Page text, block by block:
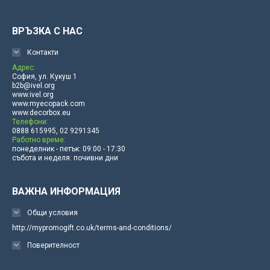
ВРЪЗКА С НАС
Контакти
Адрес:
София, ул. Кукуш 1
b2b@ivel.org
www.ivel.org
www.myecopack.com
www.decorbox.eu
Телефони:
0888 615995, 02 9291345
Работно време:
понеделник - петък: 09:00 - 17:30
събота и неделя: почивни дни
ВАЖНА ИНФОРМАЦИЯ
Общи условия
http://mypromogift.co.uk/terms-and-conditions/
Поверителност